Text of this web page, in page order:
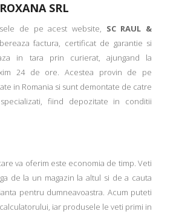
SRL
de pe acest website, SC RAUL &
factura, certificat de garantie si
in tara prin curierat, ajungand la
24 de ore. Acestea provin de pe
in Romania si sunt demontate de catre
fiind depozitate in conditii
va oferim este economia de timp. Veti
de la un magazin la altul si de a cauta
pentru dumneavoastra. Acum puteti
iar produsele le veti primi in